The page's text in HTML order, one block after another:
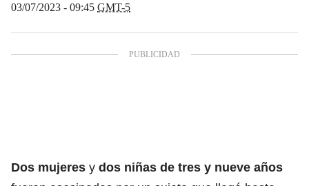
03/07/2023 - 09:45 GMT-5
Dos mujeres y dos niñas de tres y nueve años